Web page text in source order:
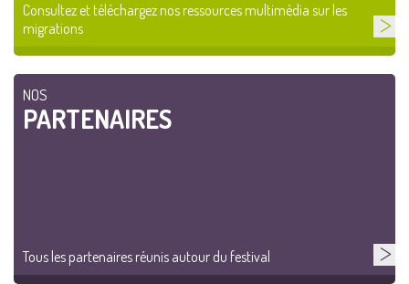
Consultez et téléchargez nos ressources multimédia sur les
migrations
NOS
PARTENAIRES
Tous les partenaires réunis autour du festival